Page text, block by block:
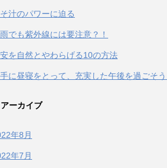
汁のパワーに迫る
でも紫外線には要注意？！
を自然とやわらげる10の方法
手に昼寝をとって、充実した午後を過ごそう
アーカイブ
年8月
年7月